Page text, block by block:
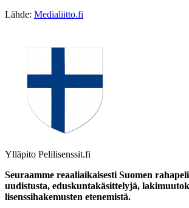
Lähde: Medialiitto.fi
Ylläpito Pelilisenssit.fi
Seuraamme reaaliaikaisesti Suomen
uudistusta, eduskuntakäsittelyjä,
lisenssihakemusten etenemistä.